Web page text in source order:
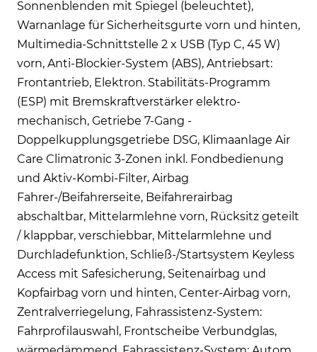
Sonnenblenden mit Spiegel (beleuchtet),
Warnanlage für Sicherheitsgurte vorn und hinten,
Multimedia-Schnittstelle 2 x USB (Typ C, 45 W)
vorn, Anti-Blockier-System (ABS), Antriebsart:
Frontantrieb, Elektron. Stabilitäts-Programm
(ESP) mit Bremskraftverstärker elektro-
mechanisch, Getriebe 7-Gang -
Doppelkupplungsgetriebe DSG, Klimaanlage Air
Care Climatronic 3-Zonen inkl. Fondbedienung
und Aktiv-Kombi-Filter, Airbag
Fahrer-/Beifahrerseite, Beifahrerairbag
abschaltbar, Mittelarmlehne vorn, Rücksitz geteilt
/ klappbar, verschiebbar, Mittelarmlehne und
Durchladefunktion, Schließ-/Startsystem Keyless
Access mit Safesicherung, Seitenairbag und
Kopfairbag vorn und hinten, Center-Airbag vorn,
Zentralverriegelung, Fahrassistenz-System:
Fahrprofilauswahl, Frontscheibe Verbundglas,